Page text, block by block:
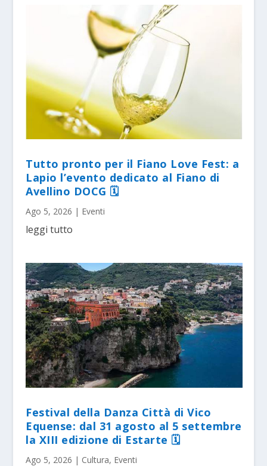
Tutto pronto per il Fiano Love Fest: a
Lapio l’evento dedicato al Fiano di
Avellino DOCG 🗓
Ago 5, 2026 | Eventi
leggi tutto
Festival della Danza Città di Vico
Equense: dal 31 agosto al 5 settembre
la XIII edizione di Estarte 🗓
Ago 5, 2026 | Cultura, Eventi